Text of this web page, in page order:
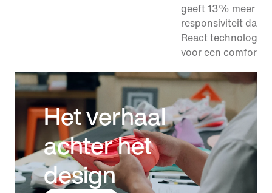
geeft 13% meer
responsiviteit dan
React technologie
voor een
Het verhaal
achter het
design